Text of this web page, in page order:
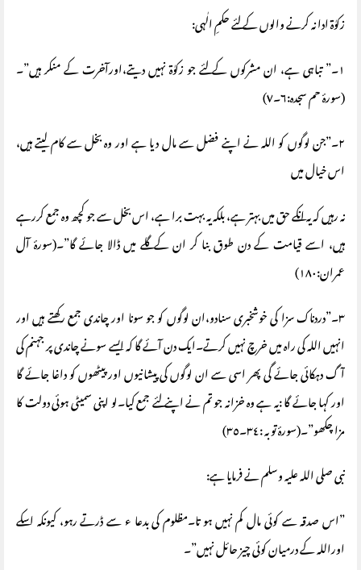
زکوٰة ادا نہ کرنے والوں کے لئے حکمِ الٰہی:
١۔” تباہی ہے، ان مشرکوں کے لئے جو زکوٰة نہیں دیتے،اورآخرت کے منکر ہیں”۔
(سورۂ حم سجدہ:٦۔٧)
٢۔”جن لوگوں کو اللہ نے اپنے فضل سے مال دیا ہے اور وہ بخل سے کام لیتے ہیں،
اس خیال میں
نہ رہیں کہ یہ انکے حق میں بہتر ہے، بلکہ یہ بہت برا ہے، اس بخل سے جو کچھ وہ جمع کررہے
ہیں، اسے قیامت کے دن طوق بنا کر ان کے گلے میں ڈالا جائے گا”۔(سورۂ آل
عمران:١٨٠)
٣۔”دردناک سزا کی خوشخبری سنادو،ان لوگوں کو جو سونا اور چاندی جمع رکھتے ہیں اور
انہیں اللہ کی راہ میں خرچ نہیں کرتے۔ایک دن آئے گا کہ ایسے سونے چاندی پر جہنم کی
آگ دہکائی جائے گی پھر اسی سے ان لوگوں کی پیشانیوں اور پیٹھوں کو داغا جائے گا
اور کہا جائے گا :یہ ہے وہ خزانہ جو تم نے اپنے لئے جمع کیا۔لو اپنی سمیٹی ہوئی دولت کا
مزا چکھو”۔(سورۂ توبہ :٣٤۔٣٥)
نبی صلی اللہ علیہ وسلم نے فرمایا ہے:
”اس صدقہ سے کوئی مال کم نہیں ہو تا۔مظلوم کی بدعا ء سے ڈرتے رہو، کیونکہ اسکے
اوراللہ کے درمیان کوئی چیز حائل نہیں”۔